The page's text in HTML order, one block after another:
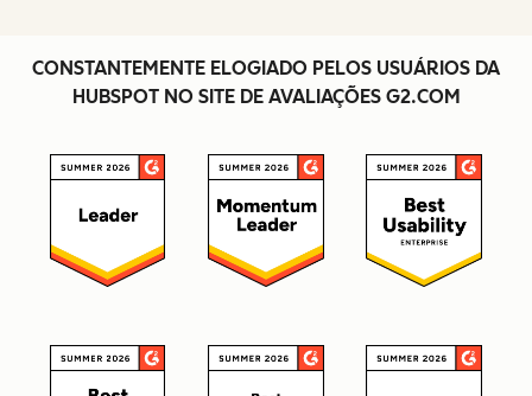
CONSTANTEMENTE ELOGIADO PELOS USUÁRIOS DA
HUBSPOT NO SITE DE AVALIAÇÕES G2.COM